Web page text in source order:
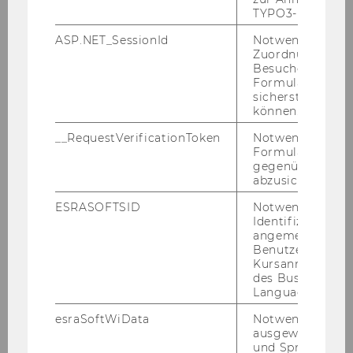
Eco­no­mics and Busi­ness, the Most­ly AI So­lu­ti­
ons MP GmbH, the Ge­or­ge Labs GmbH and the
TYPO3-Backend.
ASP.NET_SessionId
Notwendig, um
Zuordnung von
Besucher zu
sicherstellen zu
können.
__RequestVerificationToken
Notwendig, um
gegenüber
abzusichern.
ESRASOFTSID
Notwendig zur
Identifizierung
angemeldeten
Benutzers im
des Business
Language
esraSoftWiData
Notwendig um
ausgewählte
und